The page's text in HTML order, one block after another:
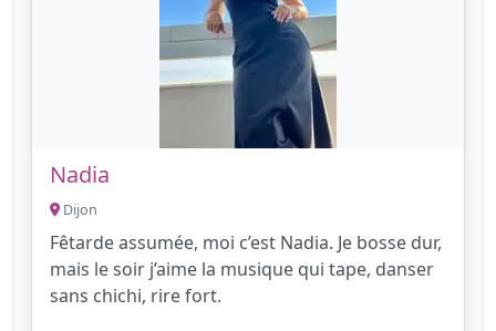
Nadia
Dijon
Fêtarde assumée, moi c’est Nadia. Je bosse dur,
mais le soir j’aime la musique qui tape, danser
sans chichi, rire fort.